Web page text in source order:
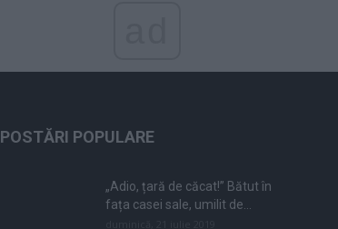
POSTĂRI POPULARE
„Adio, țară de căcat!” Bătut în
fața casei sale, umilit de...